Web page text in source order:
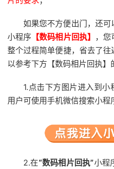
如果您不方便出门，还
小程序 【数码相片回执】 ，您
整个过程简单便捷，省去了
以参考下方【数码相片回执】
1.点击下方图片进入到小
用户可使用手机微信搜索小程
2.在“数码相片回执”小程